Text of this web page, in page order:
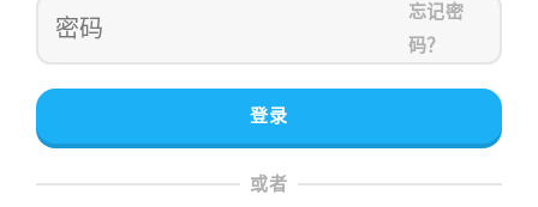
忘记密
码？
登录
或者